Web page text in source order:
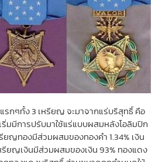
กๆทั้ง 3 เหรียญ จะมาจากแร่บริสุทธิ์ คือ
ริ่มมีการปรับมาใช้แร่แบบผสมหลังโอลิมปิก
รียญทองมีส่วมผสมของทองคำ 1.34% เงิน
รียญเงินมีส่วมผสมของเงิน 93% ทองแดง